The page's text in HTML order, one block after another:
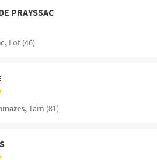
PRAYSSAC
Lot (46)
Tarn (81)